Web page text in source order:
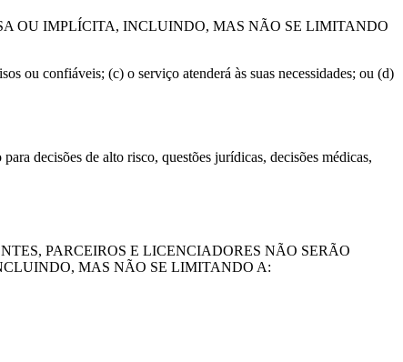
OU IMPLÍCITA, INCLUINDO, MAS NÃO SE LIMITANDO
ou confiáveis; (c) o serviço atenderá às suas necessidades; ou (d)
decisões de alto risco, questões jurídicas, decisões médicas,
PARCEIROS E LICENCIADORES NÃO SERÃO
MAS NÃO SE LIMITANDO A: